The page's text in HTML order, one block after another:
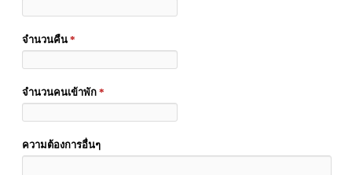
จำนวนคืน *
จำนวนคนเข้าพัก *
ความต้องการอื่นๆ